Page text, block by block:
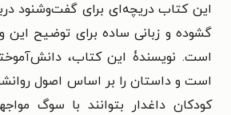
این کتاب دریچه‌ای برای گفت‌وشنود
گشوده و زبانی ساده برای توضیح این
است. نویسندۀ این کتاب،
است و داستان را بر اساس اصول
کودکان داغدار بتوانند با سوگ